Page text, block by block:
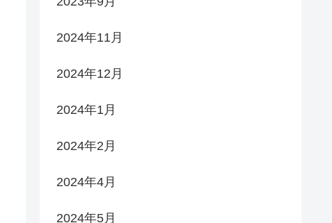
2024年11月
2024年12月
2024年1月
2024年2月
2024年4月
2024年5月